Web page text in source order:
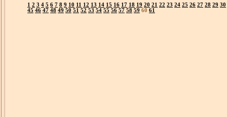
1 2 3 4 5 6 7 8 9 10 11 12 13 14 15 16 17 18 19 20 21 22 23 24 25 26 27 28 29 30
45 46 47 48 49 50 51 52 53 54 55 56 57 58 59 60 61